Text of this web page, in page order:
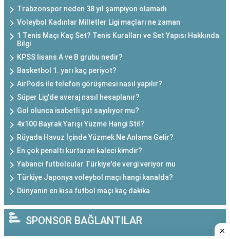
Trabzonspor neden 38 yıl şampiyon olamadı
Voleybol Kadınlar Milletler Ligi maçları ne zaman
1 Tenis Maçı Kaç Set? Tenis Kuralları ve Set Yapısı Hakkında
Bilgi
KPSS lisans A ve B grubu nedir?
Basketbol 1. yarı kaç periyot?
AirPods ile telefon görüşmesi nasıl yapılır?
Süper Lig'de averaj nasıl hesaplanır?
Gol olunca isabetli şut sayılıyor mu?
4x100 Bayrak Yarışı Yüzme Hangi Stil?
Rüyada Havuz İçinde Yüzmek Ne Anlama Gelir?
En çok penaltı kurtaran kaleci kimdir?
Yabancı futbolcular Türkiye'de vergi veriyor mu
Türkiye Japonya voleybol maçı hangi kanalda?
Dünyanın en kısa futbol maçı kaç dakika
SPONSOR BAĞLANTILAR